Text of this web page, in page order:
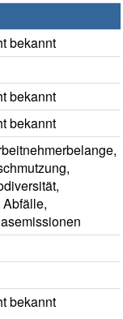
bekannt
bekannt
bekannt
bekannt